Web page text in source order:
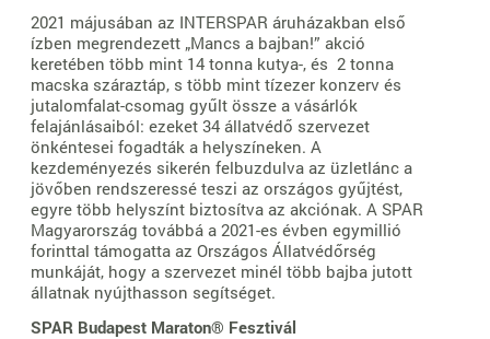
2021 májusában az INTERSPAR áruházakban első
ízben megrendezett „Mancs a bajban!” akció
keretében több mint 14 tonna kutya-, és 2 tonna
macska száraztáp, s több mint tízezer konzerv és
jutalomfalat-csomag gyűlt össze a vásárlók
felajánlásaiból: ezeket 34 állatvédő szervezet
önkéntesei fogadták a helyszíneken. A
kezdeményezés sikerén felbuzdulva az üzletlánc a
jövőben rendszeressé teszi az országos gyűjtést,
egyre több helyszínt biztosítva az akciónak. A SPAR
Magyarország továbbá a 2021-es évben egymillió
forinttal támogatta az Országos Állatvédőrség
munkáját, hogy a szervezet minél több bajba jutott
állatnak nyújthasson segítséget.
SPAR Budapest Maraton® Fesztivál